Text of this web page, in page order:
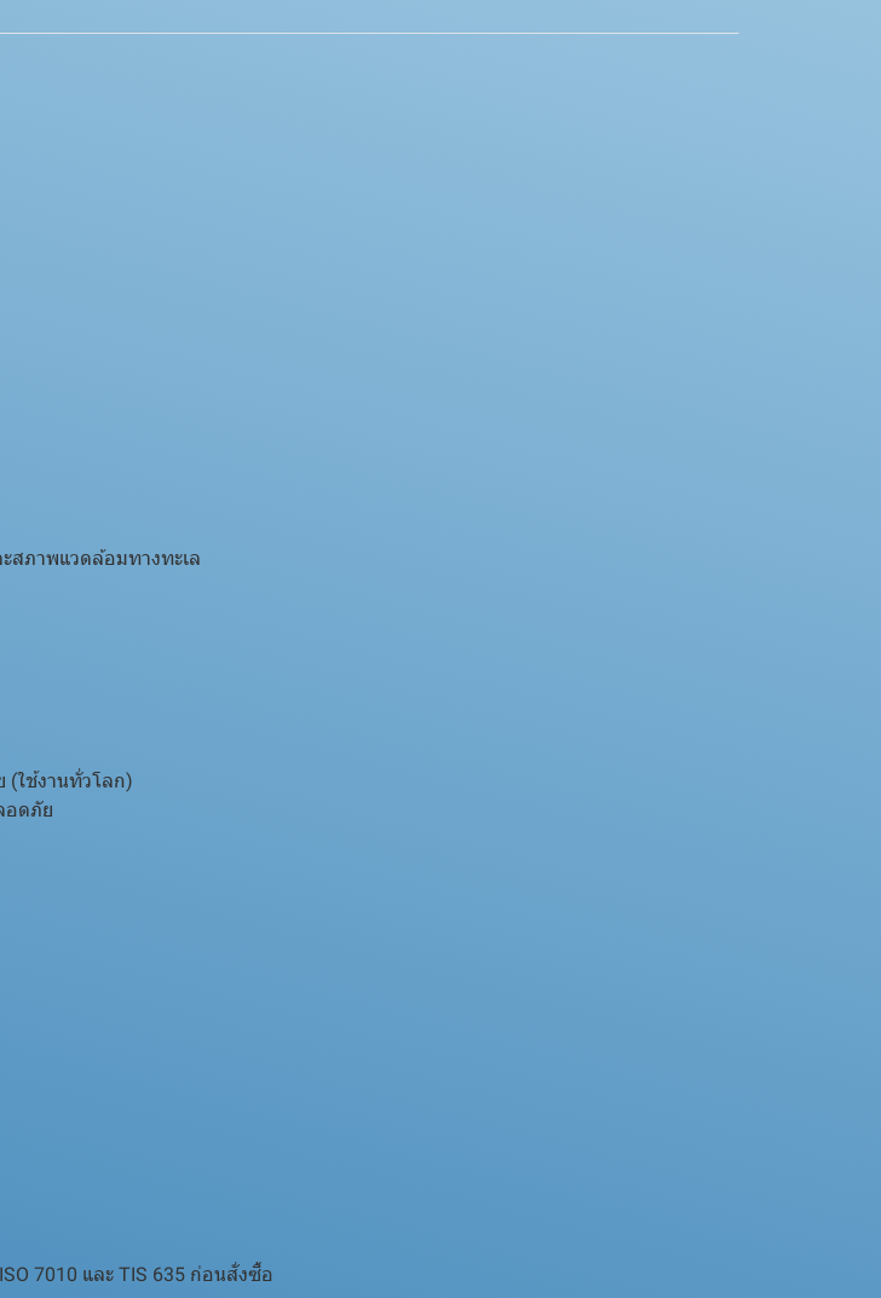
าพแวดล้อมทางทะเล
(ใช้งานทั่วโลก)
อดภัย
7010 และ TIS 635 ก่อนสั่งซื้อ